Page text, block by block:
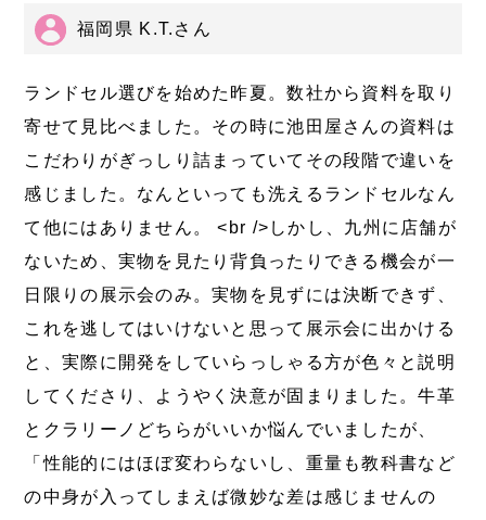
福岡県 K.T.さん
ランドセル選びを始めた昨夏。数社から資料を取り
寄せて見比べました。その時に池田屋さんの資料は
こだわりがぎっしり詰まっていてその段階で違いを
感じました。なんといっても洗えるランドセルなん
て他にはありません。 <br />しかし、九州に店舗が
ないため、実物を見たり背負ったりできる機会が一
日限りの展示会のみ。実物を見ずには決断できず、
これを逃してはいけないと思って展示会に出かける
と、実際に開発をしていらっしゃる方が色々と説明
してくださり、ようやく決意が固まりました。牛革
とクラリーノどちらがいいか悩んでいましたが、
「性能的にはほぼ変わらないし、重量も教科書など
の中身が入ってしまえば微妙な差は感じませんの